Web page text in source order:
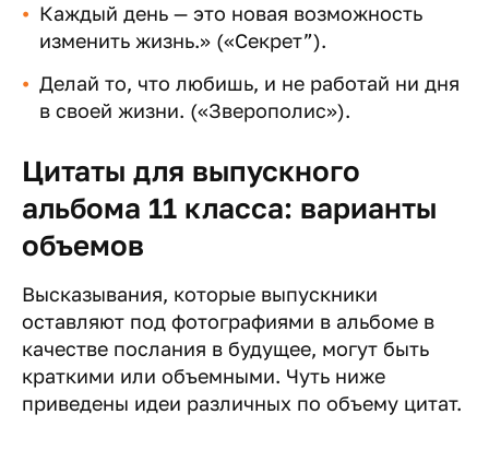
Каждый день — это новая возможность
изменить жизнь.» («Секрет”).
Делай то, что любишь, и не работай ни дня
в своей жизни. («Зверополис»).
Цитаты для выпускного
альбома 11 класса: варианты
объемов
Высказывания, которые выпускники
оставляют под фотографиями в альбоме в
качестве послания в будущее, могут быть
краткими или объемными. Чуть ниже
приведены идеи различных по объему цитат.